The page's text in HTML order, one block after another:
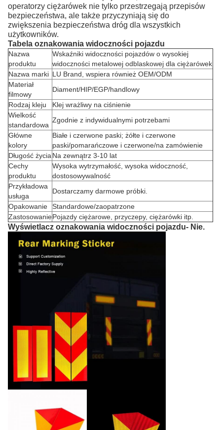
operatorzy ciężarówek nie tylko przestrzegają przepisów
bezpieczeństwa, ale także przyczyniają się do
zwiększenia bezpieczeństwa dróg dla wszystkich
użytkowników.
Tabela oznakowania widoczności pojazdu
Nazwa
produktu
Wskaźniki widoczności pojazdów o wysokiej
widoczności metalowej odblaskowej dla ciężarówek
Nazwa marki LU Brand, wspiera również OEM/ODM
Materiał
filmowy
Diament/HIP/EGP/handlowy
Rodzaj kleju
Klej wrażliwy na ciśnienie
Wielkość
standardowa
Zgodnie z indywidualnymi potrzebami
Główne
kolory
Białe i czerwone paski; żółte i czerwone
paski/pomarańczowe i czerwone/na zamówienie
Długość życia Na zewnątrz 3-10 lat
Cechy
produktu
Wysoka wytrzymałość, wysoka widoczność,
dostosowywalność
Przykładowa
usługa
Dostarczamy darmowe próbki.
Opakowanie
Standardowe/zaopatrzone
ZastosowaniePojazdy ciężarowe, przyczepy, ciężarówki itp.
Wyświetlacz oznakowania widoczności pojazdu- Nie.